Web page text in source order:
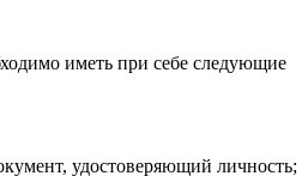
иметь при себе следующие
удостоверяющий личность;